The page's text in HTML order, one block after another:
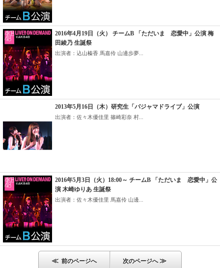
2016年4月19日（火） チームB 「ただいま 恋愛中」公演 梅
田綾乃 生誕祭
出演者：込山榛香 馬嘉伶 山邊歩夢...
2013年5月16日（木）研究生「パジャマドライブ」公演
出演者：佐々木優佳里 篠崎彩奈 村...
2016年5月3日（火）18:00～ チームB 「ただいま 恋愛中」公
演 木崎ゆりあ 生誕祭
出演者：佐々木優佳里 馬嘉伶 山邊...
≪ 前のページへ 次のページへ≫